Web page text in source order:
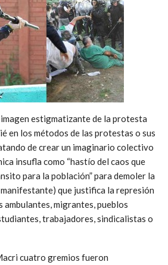
estigmatizante de la protesta
en los métodos de las protestas o sus
de crear un imaginario colectivo
insufla como “hastío del caos que
para la población” para demoler la
que justifica la represión
ambulantes, migrantes, pueblos
trabajadores, sindicalistas o
cuatro gremios fueron